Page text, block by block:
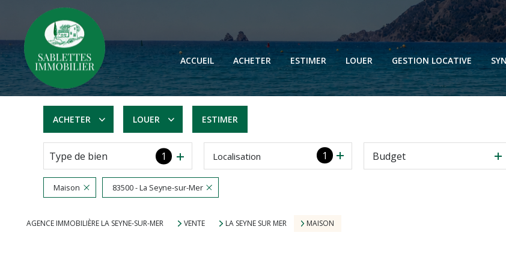
ACCUEIL ACHETER ESTIMER LOUER GESTION LOCATIVE
ACHETER
De l'ancien
LOUER
à l'année
ESTIMER
Type de bien 1 1
Localisation Budget
Maison 83500 - La Seyne-sur-Mer
AGENCE IMMOBILIÈRE LA SEYNE-SUR-MER VENTE LA SEYNE SUR MER MAISON